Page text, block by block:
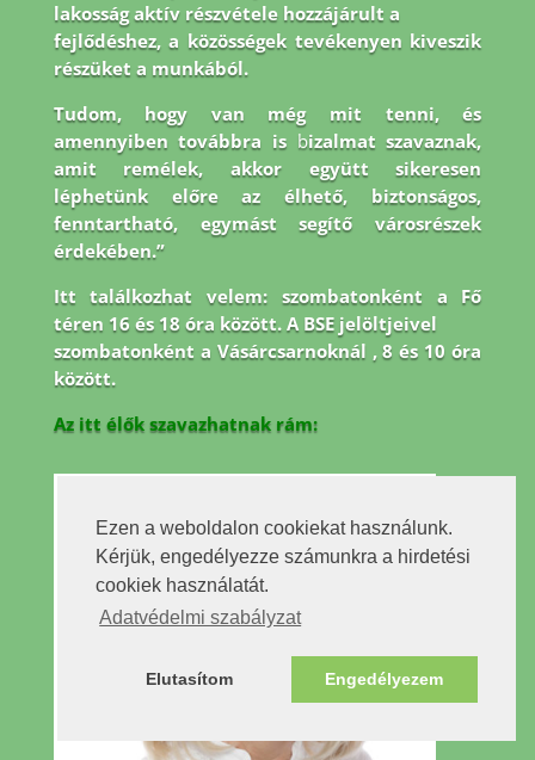
Ezen a weboldalon cookiekat használunk.
Kérjük, engedélyezze számunkra a hirdetési
cookiek használatát.
Adatvédelmi szabályzat
Elutasítom Engedélyezem
lakosság aktív részvétele hozzájárult a
fejlődéshez, a közösségek tevékenyen kiveszik
részüket a munkából.
Tudom, hogy van még mit tenni, és
amennyiben továbbra is bizalmat szavaznak,
amit remélek, akkor együttsikeresen
léphetünk előre az élhető, biztonságos,
fenntartható, egymást segítő városrészek
érdekében.”
Itt találkozhat velem: szombatonként a Fő
téren 16 és 18 óra között. A BSE jelöltjeivel
szombatonként a Vásárcsarnoknál , 8 és 10 óra
között.
Az itt élők szavazhatnak rám: